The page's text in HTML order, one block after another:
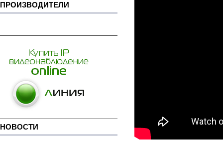
ПРОИЗВОДИТЕЛИ
НОВОСТИ